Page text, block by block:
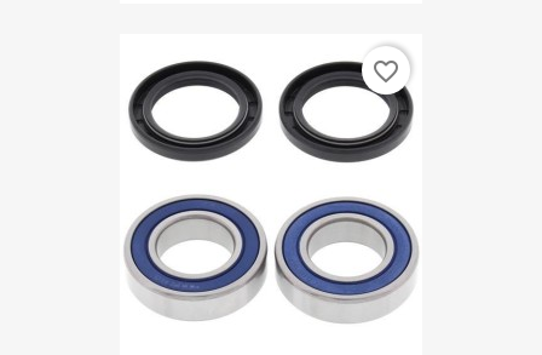
favorite_border